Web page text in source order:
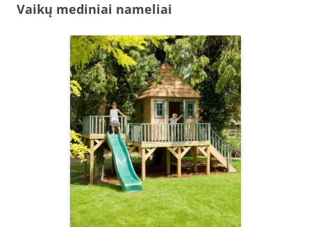
Vaikų mediniai nameliai